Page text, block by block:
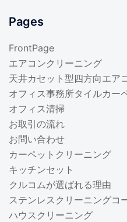
Pages
FrontPage
エアコンクリーニング
天井カセット型四方向エア
オフィス事務所タイルカー
オフィス清掃
お取引の流れ
お問い合わせ
カーペットクリーニング
キッチンセット
クルコムが選ばれる理由
ステンレスクリーニングコ
ハウスクリーニング